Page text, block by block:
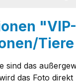
sind das
das Foto